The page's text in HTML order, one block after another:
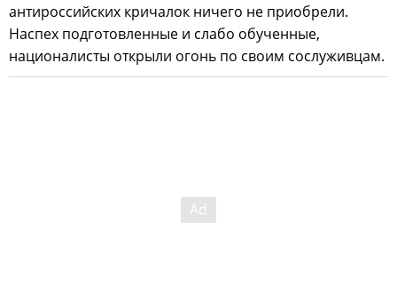
антироссийских кричалок ничего не приобрели.
Наспех подготовленные и слабо обученные,
националисты открыли огонь по своим сослуживцам.